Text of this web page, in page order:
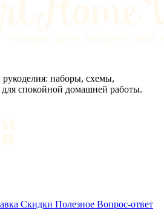
рукоделия: наборы, схемы,
спокойной домашней работы.
Скидки Полезное Вопрос-ответ